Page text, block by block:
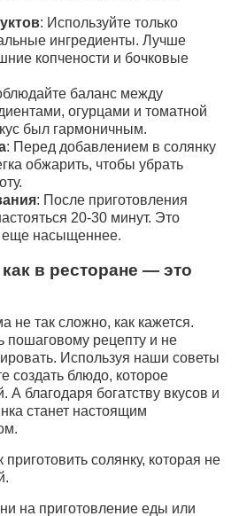
: Используйте только
ингредиенты. Лучше
копчености и бочковые
баланс между
огурцами и томатной
был гармоничным.
: Перед добавлением в солянку
обжарить, чтобы убрать
: После приготовления
20-30 минут. Это
еще насыщеннее.
в ресторане — это
не так сложно, как кажется.
пошаговому рецепту и не
Используя наши советы
создать блюдо, которое
А благодаря богатству вкусов и
станет настоящим
солянку, которая не
на приготовление еды или